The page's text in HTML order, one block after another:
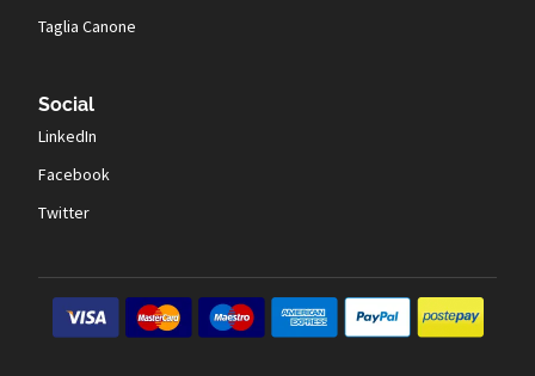
Taglia Canone
Social
LinkedIn
Facebook
Twitter